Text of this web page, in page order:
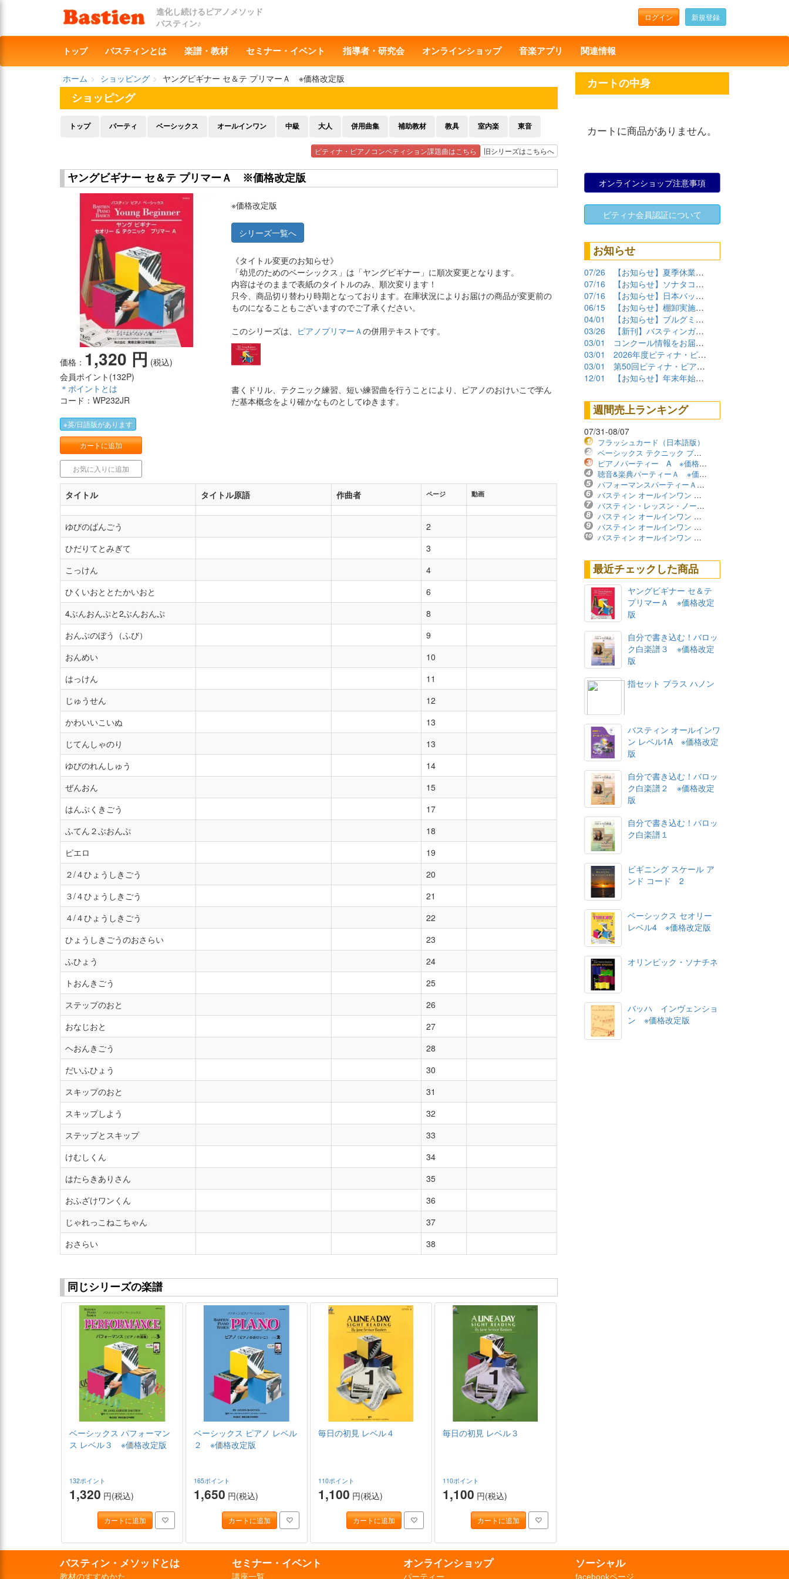
進化し続けるピアノメソッド
バスティン♪
ログイン 新規登録
トップ バスティンとは 楽譜・教材 セミナー・イベント 指導者・研究会 オンラインショップ 音楽アプリ 関連情報
ホーム ショッピング
ヤングビギナー セ＆テ プリマーＡ ※価格改定版
ショッピング
トップ パーティ ベーシックス オールインワン 中級 大人 併用曲集 補助教材 教具 室内楽 東音
ピティナ・ピアノコンペティション課題曲はこちら 旧シリーズはこちらへ
ヤングビギナー セ＆テ プリマーＡ ※価格改定版
価格： 1,320 円 (税込)
会員ポイント(132P)
＊ポイントとは
コード：WP232JR
※英/日語版があります
カートに追加
お気に入りに追加
※価格改定版
シリーズ一覧へ
《タイトル変更のお知らせ》
「幼児のためのベーシックス」は「ヤングビギナー」に順次変更となります。
内容はそのままで表紙のタイトルのみ、順次変ります！
只今、商品切り替わり時期となっております。在庫状況によりお届けの商品が変更前の
ものになることもございますのでご了承ください。
このシリーズは、 ピアノプリマーＡの併用テキストです。
書くドリル、テクニック練習、短い練習曲を行うことにより、ピアノのおけいこで学ん
だ基本概念をより確かなものとしてゆきます。
タイトル タイトル原語 作曲者 ページ 動画
ゆびのばんごう
2
ひだりてとみぎて
3
こっけん
4
ひくいおととたかいおと
6
4ぶんおんぷと2ぶんおんぷ
8
おんぷのぼう（ふび）
9
おんめい
10
はっけん
11
じゅうせん
12
かわいいこいぬ
13
じてんしゃのり
13
ゆびのれんしゅう
14
ぜんおん
15
はんぷくきごう
17
ふてん２ぶおんぷ
18
ピエロ
19
２/４ひょうしきごう
20
３/４ひょうしきごう
21
４/４ひょうしきごう
22
ひょうしきごうのおさらい
23
ふひょう
24
トおんきごう
25
ステップのおと
26
おなじおと
27
ヘおんきごう
28
だいふひょう
30
スキップのおと
31
スキップしよう
32
ステップとスキップ
33
けむしくん
34
はたらきありさん
35
おふざけワンくん
36
じゃれっこねこちゃん
37
おさらい
38
同じシリーズの楽譜
ベーシックス パフォーマン
ス レベル３ ※価格改定版
132ポイント
1,320 円(税込)
カートに追加
ベーシックス ピアノ レベル
２ ※価格改定版
165ポイント
1,650 円(税込)
カートに追加
毎日の初見 レベル４
110ポイント
1,100 円(税込)
カートに追加
毎日の初見 レベル３
110ポイント
1,100 円(税込)
カートに追加
カートの中身
カートに商品がありません。
オンラインショップ注意事項
ピティナ会員認証について
お知らせ
07/26
【お知らせ】夏季休業期間について
07/16
【お知らせ】ソナタコンクール2026参加要項公開
07/16
【お知らせ】日本バッハコンクール2026参加要項公開
06/15
【お知らせ】棚卸実施に伴うショップ臨時休業について
04/01
【お知らせ】ブルグミュラーコンクール2026課題曲公開
03/26
【新刊】バスティンガイド再販しました！
03/01
コンクール情報をお届けします！（2026年度）
03/01
2026年度ピティナ・ピアノコンペティション課題曲商品
03/01
第50回ピティナ・ピアノコンペティション課題曲公開！
12/01
【お知らせ】年末年始の営業について
週間売上ランキング
07/31-08/07
フラッシュカード（日本語版）
ベーシックス テクニック プリマーレベル ※価格改定版
ピアノパーティー A ※価格改定版
聴音&楽典パーティーＡ ※価格改定版
パフォーマンスパーティーＡ ※価格改定版
バスティン オールインワン レベル1B ※価格改定版
バスティン・レッスン・ノート ※価格改定版
バスティン オールインワン レベル2B ※価格改定版
バスティン オールインワン レベル4A ※価格改定版
バスティン オールインワン レベル3B ※価格改定版
最近チェックした商品
ヤングビギナー セ＆テ
プリマーＡ ※価格改定
版
自分で書き込む！バロッ
ク白楽譜３ ※価格改定
版
指セット プラス ハノン
バスティン オールインワ
ン レベル1A ※価格改定
版
自分で書き込む！バロッ
ク白楽譜２ ※価格改定
版
自分で書き込む！バロッ
ク白楽譜１
ビギニング スケール ア
ンド コード 2
ベーシックス セオリー
レベル4 ※価格改定版
オリンピック・ソナチネ
バッハ インヴェンショ
ン ※価格改定版
バスティン・メソッドとは
教材のすすめかた
セミナー・イベント
講座一覧
オンラインショップ
パーティー
ソーシャル
facebookページ